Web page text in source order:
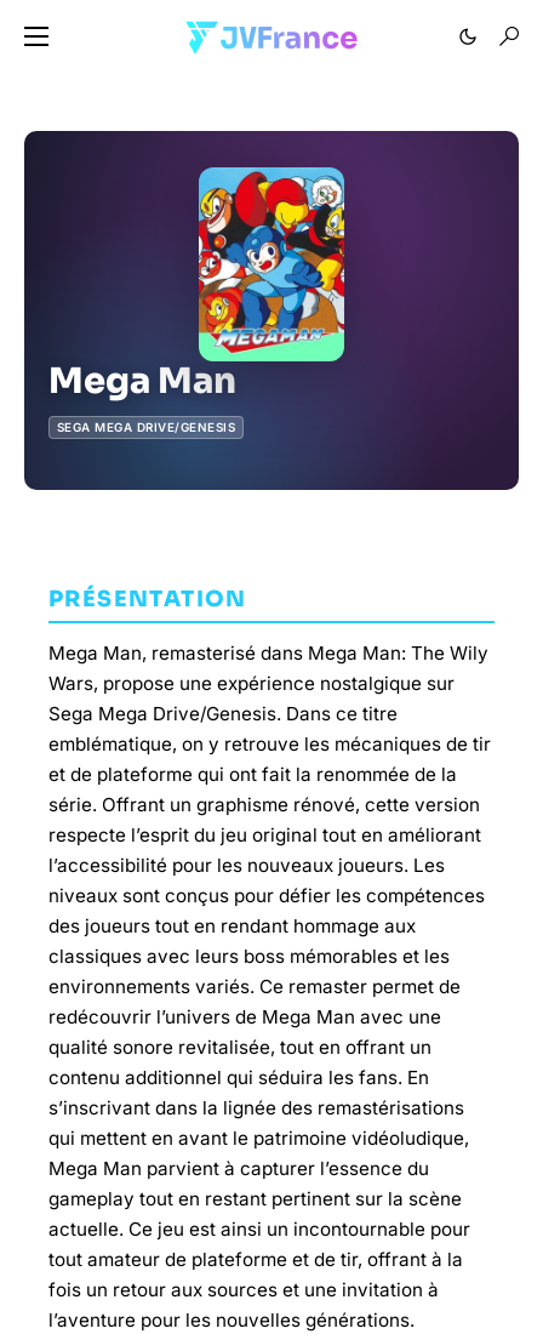
Mega Man
SEGA MEGA DRIVE/GENESIS
PRÉSENTATION
Mega Man, remasterisé dans Mega Man: The Wily
Wars, propose une expérience nostalgique sur
Sega Mega Drive/Genesis. Dans ce titre
emblématique, on y retrouve les mécaniques de tir
et de plateforme qui ont fait la renommée de la
série. Offrant un graphisme rénové, cette version
respecte l’esprit du jeu original tout en améliorant
l’accessibilité pour les nouveaux joueurs. Les
niveaux sont conçus pour défier les compétences
des joueurs tout en rendant hommage aux
classiques avec leurs boss mémorables et les
environnements variés. Ce remaster permet de
redécouvrir l’univers de Mega Man avec une
qualité sonore revitalisée, tout en offrant un
contenu additionnel qui séduira les fans. En
s’inscrivant dans la lignée des remastérisations
qui mettent en avant le patrimoine vidéoludique,
Mega Man parvient à capturer l’essence du
gameplay tout en restant pertinent sur la scène
actuelle. Ce jeu est ainsi un incontournable pour
tout amateur de plateforme et de tir, offrant à la
fois un retour aux sources et une invitation à
l’aventure pour les nouvelles générations.